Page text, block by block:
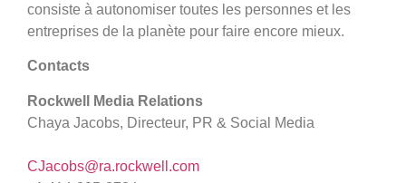
consiste à autonomiser toutes les personnes et les
entreprises de la planète pour faire encore mieux.
Contacts
Rockwell Media Relations
Chaya Jacobs, Directeur, PR & Social Media
CJacobs@ra.rockwell.com